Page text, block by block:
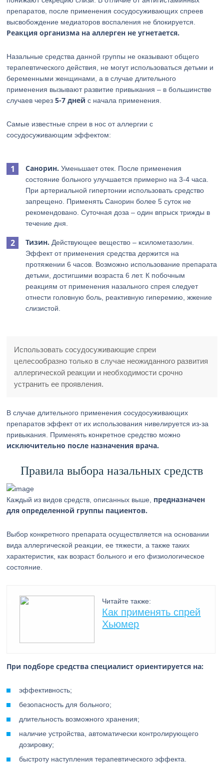
препаратов, после применения сосудосуживающих спреев
высвобождение медиаторов воспаления не блокируется.
Реакция организма на аллерген не угнетается.
Назальные средства данной группы не оказывают общего
терапевтического действия, не могут использоваться детьми и
беременными женщинами, а в случае длительного
применения вызывают развитие привыкания – в большинстве
случаев через5-7 дней с начала применения.
Самые известные спреи в нос от аллергии с
сосудосуживающим эффектом:
Санорин. Уменьшает отек. После применения
состояние больного улучшается примерно на 3-4 часа.
При артериальной гипертонии использовать средство
запрещено. Применять Санорин более 5 суток не
рекомендовано. Суточная доза – один впрыск трижды в
течение дня.
Тизин. Действующее вещество – ксилометазолин.
Эффект от применения средства держится на
протяжении 6 часов. Возможно использование препарата
детьми, достигшими возраста 6 лет. К побочным
реакциям от применения назального спрея следует
отнести головную боль, реактивную гиперемию, жжение
слизистой.
Использовать сосудосуживающие спреи
целесообразно только в случае неожиданного развития
аллергической реакции и необходимости срочно
устранить ее проявления.
В случае длительного применения сосудосуживающих
препаратов эффект от их использования нивелируется из-за
привыкания. Применять конкретное средство можно
исключительно после назначения врача.
Правила выбора назальных средств
Каждый из видов средств, описанных выше, предназначен
для определенной группы пациентов.
Выбор конкретного препарата осуществляется на основании
вида аллергической реакции, ее тяжести, а также таких
характеристик, как возраст больного и его физиологическое
состояние.
Читайте также:
Как применять спрей
Хьюмер
При подборе средства специалист ориентируется на:
эффективность;
безопасность для больного;
длительность возможного хранения;
наличие устройства, автоматически контролирующего
дозировку;
быстроту наступления терапевтического эффекта.